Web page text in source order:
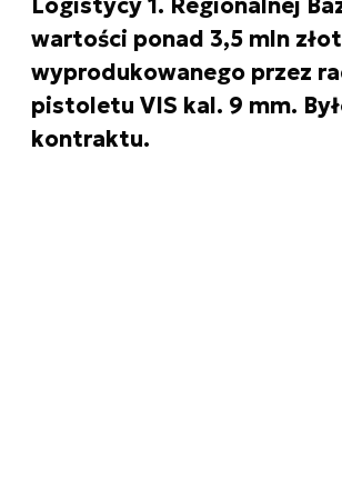
wartości ponad 3,5 mln
wyprodukowanego przez
pistoletu VIS kal. 9 mm.
kontraktu.